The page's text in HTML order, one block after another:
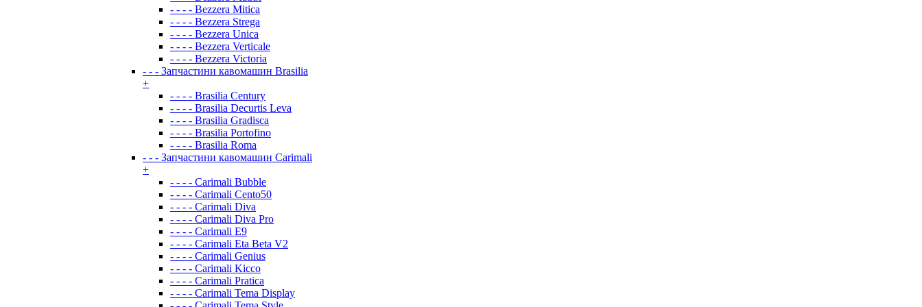
- - - - Bezzera Mitica
- - - - Bezzera Strega
- - - - Bezzera Unica
- - - - Bezzera Verticale
- - - - Bezzera Victoria
- - - Запчастини кавомашин Brasilia
+
- - - - Brasilia Century
- - - - Brasilia Decurtis Leva
- - - - Brasilia Gradisca
- - - - Brasilia Portofino
- - - - Brasilia Roma
- - - Запчастини кавомашин Carimali
+
- - - - Carimali Bubble
- - - - Carimali Cento50
- - - - Carimali Diva
- - - - Carimali Diva Pro
- - - - Carimali E9
- - - - Carimali Eta Beta V2
- - - - Carimali Genius
- - - - Carimali Kicco
- - - - Carimali Pratica
- - - - Carimali Tema Display